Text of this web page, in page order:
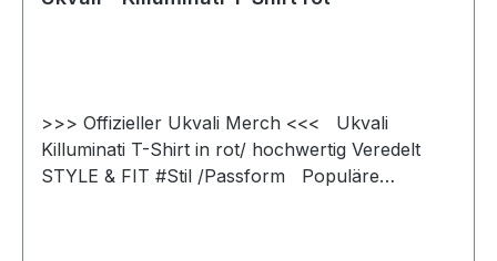
>>> Offizieller Ukvali Merch <<< Ukvali
Killuminati T-Shirt in rot/ hochwertig Veredelt
STYLE & FIT #Stil /Passform Populäre